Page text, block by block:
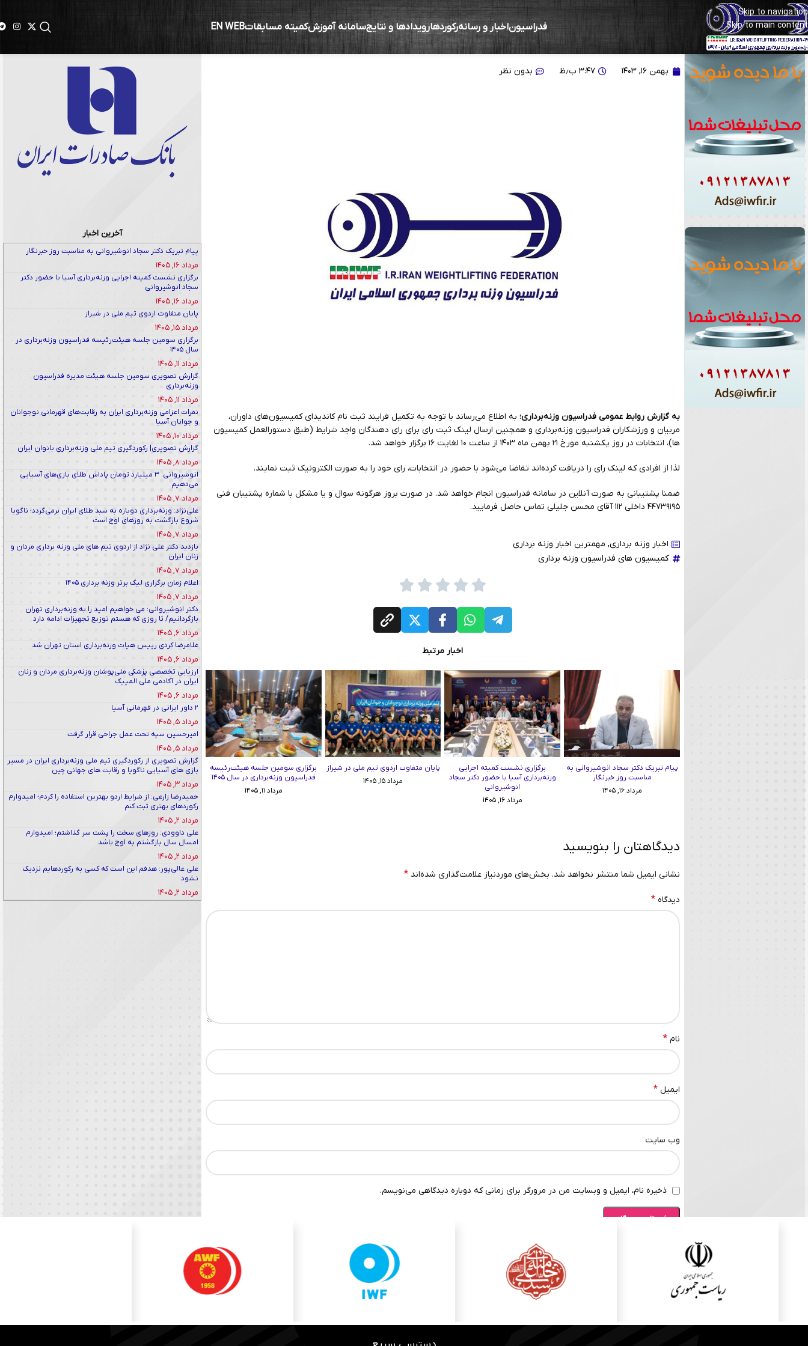
Skip to navigation
Skip to main content
فدراسیوناخبار و رسانهرکوردهارویدادها و نتایجسامانه آموزشکمیته مسابقاتEN WEB
اطلاعیه مهم| اعلام زمان رای گیری انتخابات کمیسیون‌های فدراسیون وزنه‌برداری
بهمن ۱۶, ۱۴۰۳ ۳:۴۷ ب٫ظ بدون نظر
به گزارش روابط عمومی فدراسیون وزنه‌برداری؛به اطلاع می‌رساند با توجه به تکمیل فرایند ثبت نام کاندیدای کمیسیون‌های داوران،
مربیان و ورزشکاران فدراسیون وزنه‌برداری و همچنین ارسال لینک ثبت رای برای رای دهندگان واجد شرایط (طبق دستورالعمل کمیسیون
ها)، انتخابات در روز یکشنبه مورخ ۲۱ بهمن ماه ۱۴۰۳ از ساعت ۱۰ لغایت ۱۶ برگزار خواهد شد.
لذا از افرادی که لینک رای را دریافت کرده‌اند تقاضا می‌شود با حضور در انتخابات، رای خود را به صورت الکترونیک ثبت نمایند.
ضمنا پشتیبانی به صورت آنلاین در سامانه فدراسیون انجام خواهد شد. در صورت بروز هرگونه سوال و‌ یا مشکل با شماره پشتیبان فنی
۴۴۷۳۹۱۹۵ داخلی ۱۱۲ آقای محسن جلیلی تماس حاصل فرمایید.
اخبار وزنه برداری, مهمترین اخبار وزنه برداری
کمیسیون های فدراسیون وزنه برداری
اخبار مرتبط
پیام تبریک دکتر سجاد انوشیروانی به
مناسبت روز خبرنگار
مرداد ۱۶, ۱۴۰۵
برگزاری نشست کمیته اجرایی
وزنه‌برداری آسیا با حضور دکتر سجاد
انوشیروانی
مرداد ۱۶, ۱۴۰۵
پایان متفاوت اردوی تیم ملی در شیراز
مرداد ۱۵, ۱۴۰۵
برگزاری سومین جلسه هیئت‌رئیسه
فدراسیون وزنه‌برداری در سال ۱۴۰۵
مرداد ۱۱, ۱۴۰۵
دیدگاهتان را بنویسید
نشانی ایمیل شما منتشر نخواهد شد. بخش‌های موردنیاز علامت‌گذاری شده‌اند *
دیدگاه *
نام *
ایمیل *
وب‌ سایت
ذخیره نام، ایمیل و وبسایت من در مرورگر برای زمانی که دوباره دیدگاهی می‌نویسم.
آخرین اخبار
پیام تبریک دکتر سجاد انوشیروانی به مناسبت روز خبرنگار
مرداد ۱۶, ۱۴۰۵
برگزاری نشست کمیته اجرایی وزنه‌برداری آسیا با حضور دکتر
سجاد انوشیروانی
مرداد ۱۶, ۱۴۰۵
پایان متفاوت اردوی تیم ملی در شیراز
مرداد ۱۵, ۱۴۰۵
برگزاری سومین جلسه هیئت‌رئیسه فدراسیون وزنه‌برداری در
سال ۱۴۰۵
مرداد ۱۱, ۱۴۰۵
گزارش تصویری سومین جلسه هیئت مدیره فدراسیون
وزنه‌برداری
مرداد ۱۱, ۱۴۰۵
نفرات اعزامی وزنه‌برداری ایران به رقابت‌های قهرمانی نوجوانان
و جوانان آسیا
مرداد ۱۰, ۱۴۰۵
گزارش تصویری| رکوردگیری تیم ملی وزنه‌برداری بانوان ایران
مرداد ۸, ۱۴۰۵
انوشیروانی: ۳ میلیارد تومان پاداش طلای بازی‌های آسیایی
می‌دهیم
مرداد ۷, ۱۴۰۵
علی‌نژاد: وزنه‌برداری دوباره به سبد طلای ایران برمی‌گردد؛ ناگویا
شروع بازگشت به روزهای اوج است
مرداد ۷, ۱۴۰۵
بازدید دکتر علی نژاد از اردوی تیم های ملی وزنه برداری مردان و
زنان ایران
مرداد ۷, ۱۴۰۵
اعلام زمان برگزاری لیگ برتر وزنه برداری ۱۴۰۵
مرداد ۷, ۱۴۰۵
دکتر انوشیروانی: می خواهیم امید را به وزنه‌برداری تهران
بازگردانیم/ تا روزی که هستم توزیع تجهیزات ادامه دارد
مرداد ۶, ۱۴۰۵
غلامرضا کردی رییس هیات وزنه‌برداری استان تهران شد
مرداد ۶, ۱۴۰۵
ارزیابی تخصصی پزشکی ملی‌پوشان وزنه‌برداری مردان و زنان
ایران در آکادمی ملی المپیک
مرداد ۶, ۱۴۰۵
۲ داور ایرانی در قهرمانی آسیا
مرداد ۵, ۱۴۰۵
امیرحسین سپه تحت عمل جراحی قرار گرفت
مرداد ۵, ۱۴۰۵
گزارش تصویری از رکوردگیری تیم ملی وزنه‌برداری ایران در مسیر
بازی های آسیایی ناگویا و رقابت های جهانی چین
مرداد ۳, ۱۴۰۵
حمیدرضا زارعی: از شرایط اردو بهترین استفاده را کردم؛ امیدوارم
رکوردهای بهتری ثبت کنم
مرداد ۲, ۱۴۰۵
علی داوودی: روزهای سخت را پشت سر گذاشتم؛ امیدوارم
امسال سال بازگشتم به اوج باشد
مرداد ۲, ۱۴۰۵
علی عالی‌پور: هدفم این است که کسی به رکوردهایم نزدیک
نشود
مرداد ۲, ۱۴۰۵